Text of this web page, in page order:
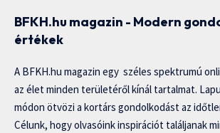
BFKH.hu magazin - Modern
értékek
A BFKH.hu magazin egy széles spektrumú
az élet minden területéről kínál tartalmat.
módon ötvözi a kortárs gondolkodást az
Célunk, hogy olvasóink inspirációt találjanak